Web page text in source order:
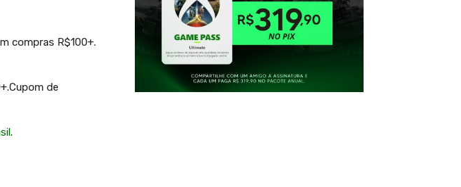
compras R$100+.
de
.